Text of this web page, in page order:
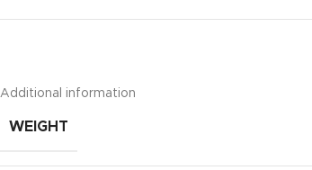
Additional information
WEIGHT